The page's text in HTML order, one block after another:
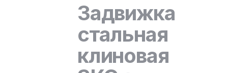
Задвижка
стальная
клиновая